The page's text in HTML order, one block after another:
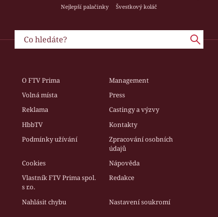
Nejlepší palačinky
Švestkový koláč
O FTV Prima
Management
Volná místa
Press
Reklama
Castingy a výzvy
HbbTV
Kontakty
Podmínky užívání
Zpracování osobních
údajů
Cookies
Nápověda
Vlastník FTV Prima spol.
s r.o.
Redakce
Nahlásit chybu Nastavení soukromí